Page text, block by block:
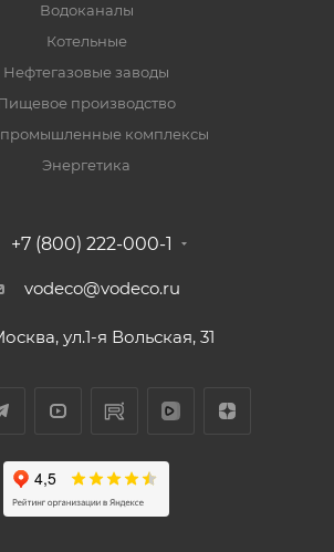
Водоканалы
Котельные
Нефтегазовые заводы
производство
комплексы
Энергетика
+7 (800) 222-000-1
vodeco@vodeco.ru
ул.1-я Вольская, 31